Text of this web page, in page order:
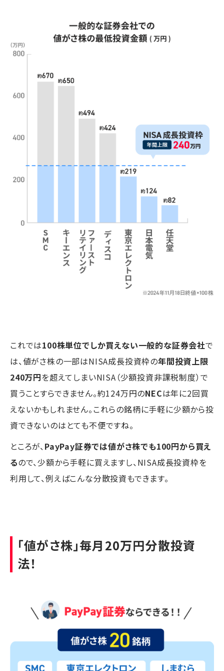
これでは100株単位でしか買えない一般的な証券会社で
は、値がさ株の一部はNISA成長投資枠の年間投資上限
240万円を超えてしまいNISA（少額投資非課税制度）で
買うことすらできません。約124万円のNECは年に2回買
えないかもしれません。これらの銘柄に手軽に少額から投
資できないのはとても不便ですね。
ところが、PayPay証券では値がさ株でも100円から買え
るので、少額から手軽に買えますし、NISA成長投資枠を
利用して、例えばこんな分散投資もできます。
「値がさ株」毎月20万円分散投資
法！